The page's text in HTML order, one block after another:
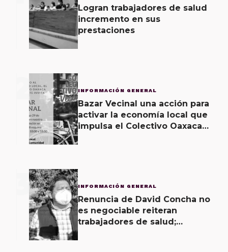
Logran trabajadores de salud
incremento en sus
prestaciones
2 INFORMACIÓN GENERAL
Bazar Vecinal una acción para
activar la economía local que
impulsa el Colectivo Oaxaca
3 INFORMACIÓN GENERAL
Renuncia de David Concha no
es negociable reiteran
trabajadores de salud;